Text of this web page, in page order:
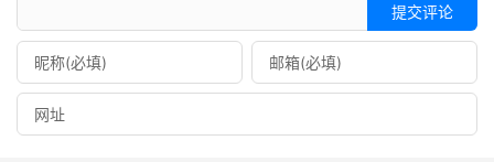
提交评论